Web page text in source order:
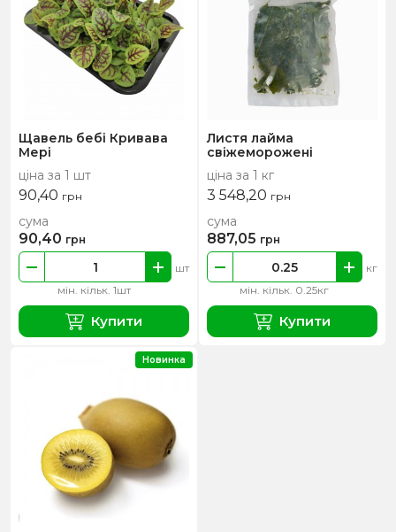
Щавель бебі Кривава
Мері
ціна за 1 шт
90,40 грн
мін. кільк. 1шт
шт
сума
90,40 грн
Купити
Листя лайма
свіжеморожені
ціна за 1 кг
3 548,20 грн
мін. кільк. 0.25кг
кг
сума
887,05 грн
Купити
Новинка